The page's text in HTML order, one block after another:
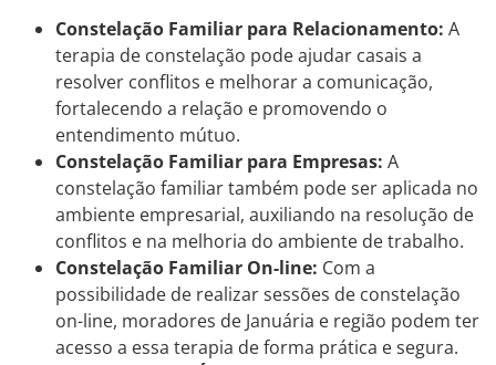
Constelação Familiar para Relacionamento: A
terapia de constelação pode ajudar casais a
resolver conflitos e melhorar a comunicação,
fortalecendo a relação e promovendo o
entendimento mútuo.
Constelação Familiar para Empresas: A
constelação familiar também pode ser aplicada no
ambiente empresarial, auxiliando na resolução de
conflitos e na melhoria do ambiente de trabalho.
Constelação Familiar On-line: Com a
possibilidade de realizar sessões de constelação
on-line, moradores de Januária e região podem ter
acesso a essa terapia de forma prática e segura.